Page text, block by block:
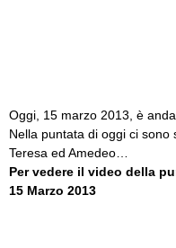
Oggi, 15 marzo 2013, è
Nella puntata di oggi ci sono
Teresa ed Amedeo…
Per vedere il video della
15 Marzo 2013